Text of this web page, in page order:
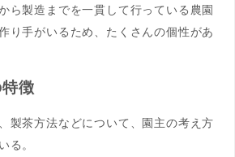
ら製造までを一貫して行っている農園
り手がいるため、たくさんの個性があ
徴
製茶方法などについて、園主の考え方
る。